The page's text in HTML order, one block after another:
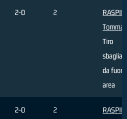
2-0 2
Tiro
da fuori
area
2-0 2